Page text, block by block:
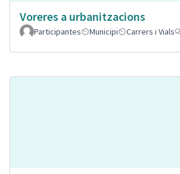
Voreres a urbanitzacions
Participantes
Municipi Carrers i Vials